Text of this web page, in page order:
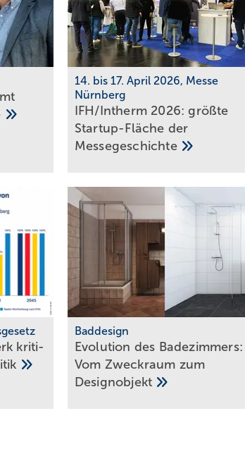
14. bis 17. April 2026, Messe
Nürnberg
IFH/Intherm 2026: größte
Start­up-Fläche der
Messe­ge­schich­te
kriti­
Baddesign
Evolution des Ba­de­zim­mers:
Vom Zweck­raum zum
De­sign­ob­jekt